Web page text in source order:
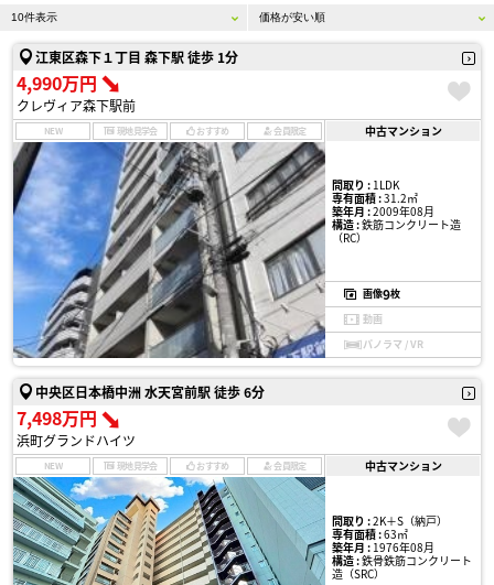
江東区森下１丁目 森下駅 徒歩 1分
4,990万円
クレヴィア森下駅前
NEW 現地見学会 おすすめ 会員限定 中古マンション
間取り :1LDK
専有面積 :31.2㎡
築年月 :2009年08月
構造 :鉄筋コンクリート造
（RC）
画像9枚
動画
パノラマ / VR
中央区日本橋中洲 水天宮前駅 徒歩 6分
7,498万円
浜町グランドハイツ
NEW 現地見学会 おすすめ 会員限定 中古マンション
間取り :2K＋S（納戸）
専有面積 :63㎡
築年月 :1976年08月
構造 :鉄骨鉄筋コンクリート
造（SRC）